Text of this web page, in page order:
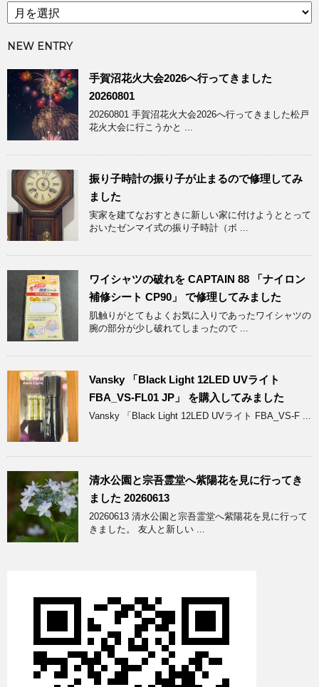
ゴ
リ
ア
ー
イ
ブ
NEW ENTRY
手賀沼花火大会2026へ行ってきました
20260801
20260801 手賀沼花火大会2026へ行ってきました松戸
花火大会に行こうかと ...
振り子時計の振り子が止まるので修理してみ
ました
実家を建てなおすときに新しい家に付けようととって
おいたゼンマイ式の振り子時計（ボ ...
ワイシャツの破れを CAPTAIN 88 「ナイロン
補修シート CP90」 で修理してみました
肌触りがとてもよくお気に入りであったワイシャツの
腕の部分が少し破れてしまったので ...
Vansky 「Black Light 12LED UVライト
FBA_VS-FL01 JP」 を購入してみました
Vansky 「Black Light 12LED UVライト FBA_VS-F ...
清水公園と宗吾霊堂へ紫陽花を見に行ってき
ました 20260613
20260613 清水公園と宗吾霊堂へ紫陽花を見に行って
きました。 友人と新しい ...